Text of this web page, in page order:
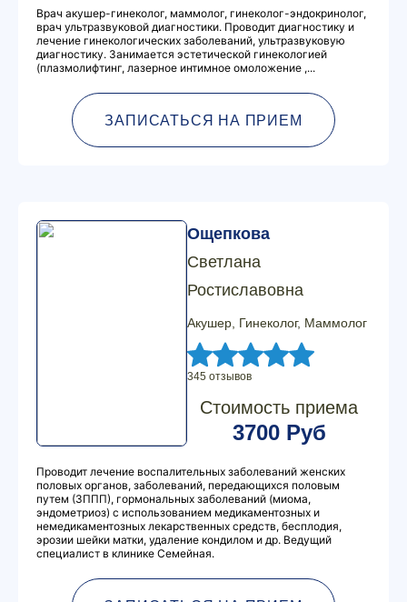
Врач акушер-гинеколог, маммолог, гинеколог-эндокринолог,
врач ультразвуковой диагностики. Проводит диагностику и
лечение гинекологических заболеваний, ультразвуковую
диагностику. Занимается эстетической гинекологией
(плазмолифтинг, лазерное интимное омоложение ,...
ЗАПИСАТЬСЯ НА ПРИЕМ
Ощепкова
Светлана
Ростиславовна
Акушер, Гинеколог, Маммолог
345 отзывов
Стоимость приема
3700 Руб
Проводит лечение воспалительных заболеваний женских
половых органов, заболеваний, передающихся половым
путем (ЗППП), гормональных заболеваний (миома,
эндометриоз) с использованием медикаментозных и
немедикаментозных лекарственных средств, бесплодия,
эрозии шейки матки, удаление кондилом и др. Ведущий
специалист в клинике Семейная.